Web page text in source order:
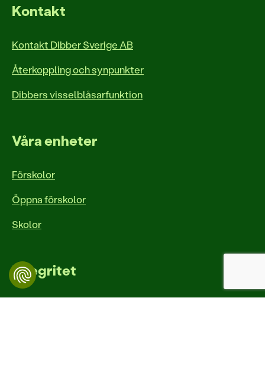
Kontakt
Kontakt Dibber Sverige AB
Återkoppling och synpunkter
Dibbers visselblåsarfunktion
Våra enheter
Förskolor
Öppna förskolor
Skolor
Integritet